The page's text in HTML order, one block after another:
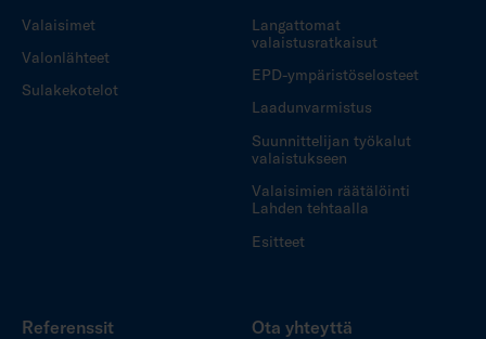
Valaisimet
Valonlähteet
Sulakekotelot
Langattomat
valaistusratkaisut
EPD-ympäristöselosteet
Laadunvarmistus
Suunnittelijan työkalut
valaistukseen
Valaisimien räätälöinti
Lahden tehtaalla
Esitteet
Referenssit Ota yhteyttä